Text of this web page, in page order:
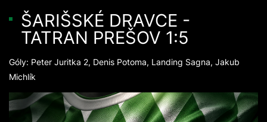
ŠARIŠSKÉ DRAVCE -
TATRAN PREŠOV 1:5
Góly: Peter Juritka 2, Denis Potoma, Landing Sagna, Jakub
Michlík